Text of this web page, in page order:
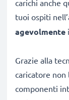
carichi anche
tuoi ospiti
agevolmente
Grazie alla
caricatore non
componenti